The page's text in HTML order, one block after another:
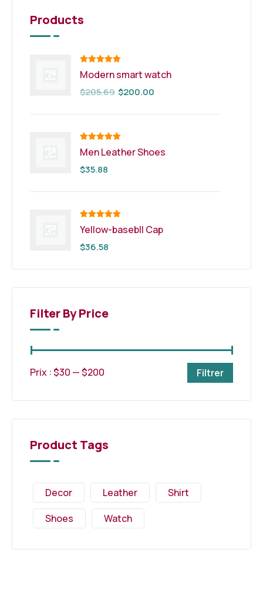
Products
Note
sur 5
Modern smart watch
$205.69 $200.00
Note
5.00
sur 5
Men Leather Shoes
$35.88
Note
5.00
sur 5
Yellow-basebll Cap
$36.58
Filter By Price
Filtrer
Prix :$30 —$200
Product Tags
Decor Leather
Shirt
Shoes
Watch